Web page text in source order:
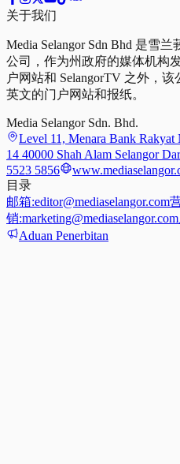
关于我们
Media Selangor Sdn Bhd 是雪
公司，作为州政府的媒体机构
户网站和 SelangorTV 之外，
英文的门户网站和报纸。
Media Selangor Sdn. Bhd.
Level 11, Menara Bank Rakyat
14 40000 Shah Alam Selangor
5523 5856
目录
邮箱:editor@mediaselangor.com
销:marketing@mediaselangor.com
Aduan Penerbitan